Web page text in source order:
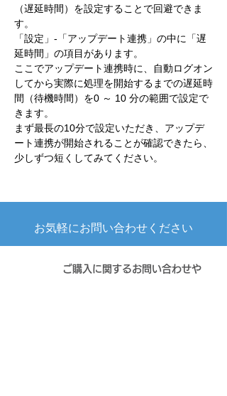
（遅延時間）を設定することで回避できま
す。
「設定」-「アップデート連携」の中に「遅
延時間」の項目があります。
ここでアップデート連携時に、自動ログオン
してから実際に処理を開始するまでの遅延時
間（待機時間）を0 ～ 10 分の範囲で設定で
きます。
まず最長の10分で設定いただき、アップデ
ート連携が開始されることが確認できたら、
少しずつ短くしてみてください。
​お気軽にお問い合わせください
ご購入に関するお問い合わせや